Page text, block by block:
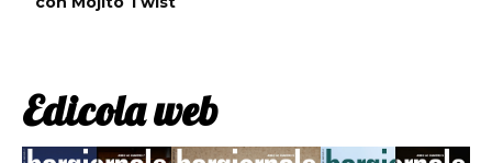
Edicola web